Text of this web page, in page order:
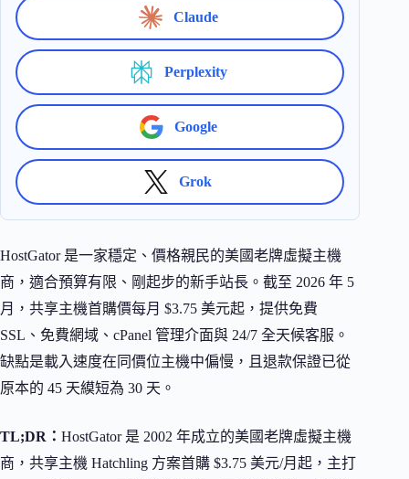
Claude
Perplexity
Google
Grok
HostGator 是一家穩定、價格親民的美國老牌虛擬主機
商，適合預算有限、剛起步的新手站長。截至 2026 年 5
月，共享主機首購價每月 $3.75 美元起，提供免費
SSL、免費網域、cPanel 管理介面與 24/7 全天候客服。
缺點是載入速度在同價位主機中偏慢，且退款保證已從
原本的 45 天縸短為 30 天。
TL;DR： HostGator 是 2002 年成立的美國老牌虛擬主機
商，共享主機 Hatchling 方案首購 $3.75 美元/月起，主打